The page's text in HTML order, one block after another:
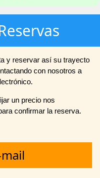
y reservar así su trayecto
con nosotros a
un precio nos
confirmar la reserva.